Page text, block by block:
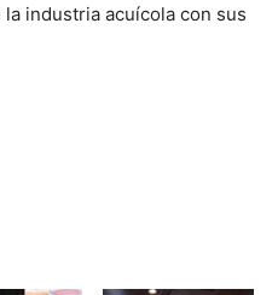
industria acuícola con sus